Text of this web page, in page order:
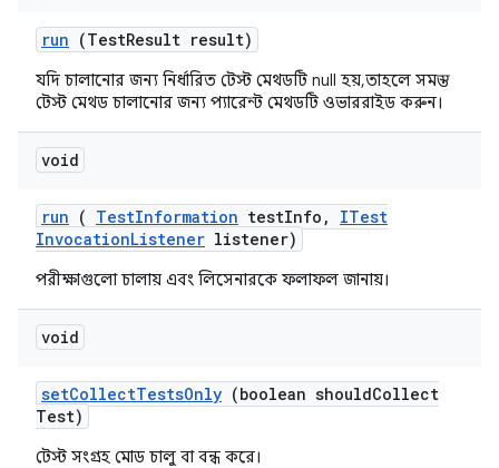
run (TestResult result)
যদি চালানোর জন্য নির্ধারিত টেস্ট মেথডটি null হয়, তাহলে সমস্ত
টেস্ট মেথড চালানোর জন্য প্যারেন্ট মেথডটি ওভাররাইড করুন।
void
run ( TestInformation testInfo ,
ITest
InvocationListener listener)
পরীক্ষাগুলো চালায় এবং লিসেনারকে ফলাফল জানায়।
void
setCollectTestsOnly (boolean shouldCollect
Test)
টেস্ট সংগ্রহ মোড চালু বা বন্ধ করে।